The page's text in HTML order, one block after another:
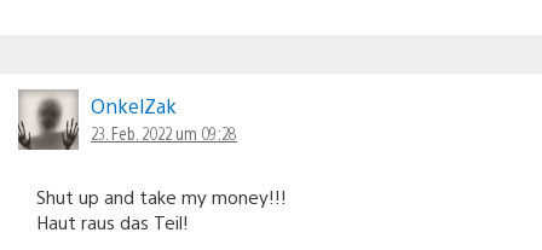
OnkelZak
23. Feb. 2022 um 09:28
Shut up and take my money!!!
Haut raus das Teil!